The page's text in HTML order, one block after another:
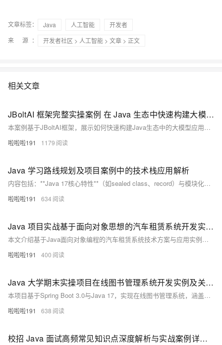
文章标签： Java 人工智能
开发者
来 源：
开发者社区 > 人工智能 > 文章 > 正文
相关文章
JBoltAI 框架完整实操案例 在 Java 生态中快速构建大模型应用全流程实战指南
本案例基于JBoltAI框架，展示如何快速构建Java生态中的大模型应用——智能客服系统。系统面向电商平台，具备自动回答常见问题、意图识别、多轮对话理解及复杂问题转接人工等功能。采用Spring Boot+JBoltAI架构，集成向量数据库与大模型（如文心一言或通义千问）。内容涵盖需求分析、环境搭建、代码实现（知识库管理、核心服务、REST API）、前端界面开发及部署测试全流程，助你高效掌握大模型应用开发。
啦啦啦191 1179
Java 学习路线规划及项目案例中的技术栈应用解析
内容包括：**Java 17核心特性**（如sealed class、record）与模块化开发；Spring Boot 3 + Spring Cloud微服务架构，涉及响应式编程（WebFlux）、多数据库持久化（JPA、R2DBC、MongoDB）；云原生技术**如Docker、Kubernetes及CI/CD流程；性能优化（GraalVM Native Image、JVM调优）；以及前后端分离开发（Vue 3、Spring Boot集成）。通过全栈电商平台项目实战，掌握从后端服务（用户、商品、订单）到前端应用（Vue 3、React Native）的全流程开发。
啦啦啦191 634
Java 项目实战基于面向对象思想的汽车租赁系统开发实例 汽车租赁系统 Java 面向对象项目实战
本文介绍基于Java面向对象编程的汽车租赁系统技术方案与应用实例，涵盖系统功能需求分析、类设计、数据库设计及具体代码实现，帮助开发者掌握Java在实际项目中的应用。
啦啦啦191 400
Java 大学期末实操项目在线图书管理系统开发实例及关键技术解析实操项目
本项目基于Spring Boot 3.0与Java 17，实现在线图书管理系统，涵盖CRUD操作、RESTful API、安全认证及单元测试，助力学生掌握现代Java开发核心技能。
啦啦啦191 638
校招 Java 面试高频常见知识点深度解析与实战案例详细分享